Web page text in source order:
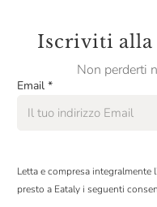
Iscriviti alla
Non perderti
Email *
Letta e compresa integralmente l’
presto a Eataly i seguenti